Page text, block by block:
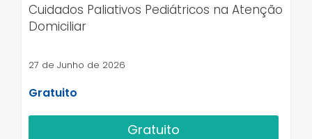
Cuidados Paliativos Pediátricos na Atenção
Domiciliar
27 de Junho de 2026
Gratuito
Gratuito